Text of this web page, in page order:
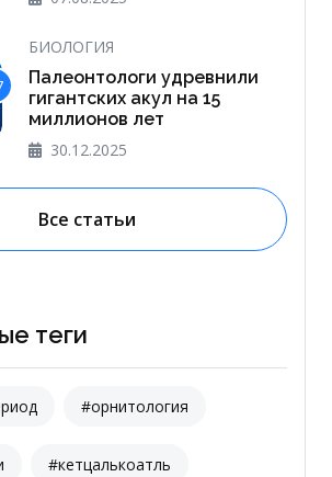
БИОЛОГИЯ
Палеонтологи удревнили
гигантских акул на 15
миллионов лет
30.12.2025
Все статьи
теги
#орнитология
#кетцалькоатль